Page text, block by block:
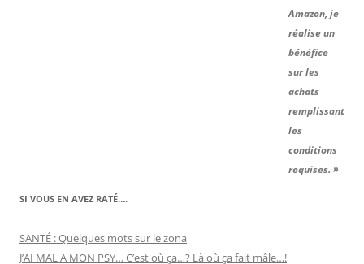
Amazon, je
réalise un
bénéfice
sur les
achats
remplissant
les
conditions
requises. »
SI VOUS EN AVEZ RATÉ….
SANTÉ : Quelques mots sur le zona
J’AI MAL A MON PSY… C’est où ça…? Là où ça fait mâle…!